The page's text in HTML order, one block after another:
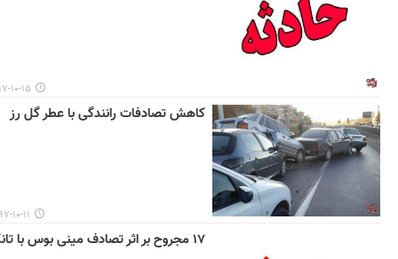
۱۳۹۷-۱۰-
کاهش تصادفات رانندگی با عطر گل رز
۱۳۹۷-۱۰-
۱۷ مجروح بر اثر تصادف مینی بوس با تانکر